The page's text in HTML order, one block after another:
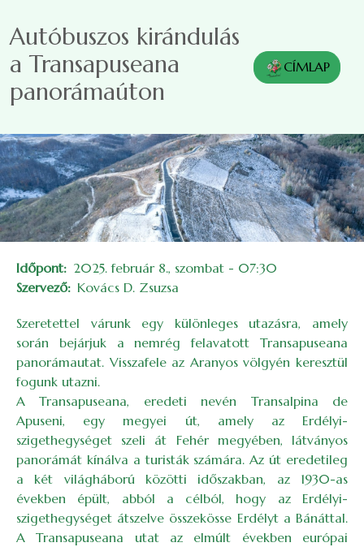
Autóbuszos kirándulás
a Transapuseana
panorámaúton
CÍMLAP
Időpont
2025. február 8., szombat - 07:30
Szervező
Kovács D. Zsuzsa
Szeretettel várunk egy különleges utazásra, amely
során bejárjuk a nemrég felavatott Transapuseana
panorámautat. Visszafele az Aranyos völgyén keresztül
fogunk utazni.
A Transapuseana, eredeti nevén Transalpina de
Apuseni, egy megyei út, amely az Erdélyi-
szigethegységet szeli át Fehér megyében, látványos
panorámát kínálva a turisták számára. Az út eredetileg
a két világháború közötti időszakban, az 1930-as
években épült, abból a célból, hogy az Erdélyi-
szigethegységet átszelve összekösse Erdélyt a Bánáttal.
A Transapuseana utat az elmúlt években európai